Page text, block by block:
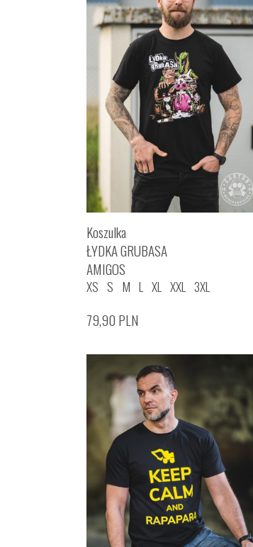
Koszulka
ŁYDKA GRUBASA
AMIGOS
XS S M L XL XXL 3XL
79,90 PLN